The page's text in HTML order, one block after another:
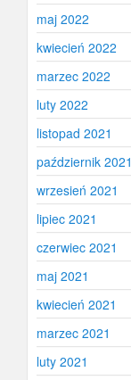
maj 2022
kwiecień 2022
marzec 2022
luty 2022
listopad 2021
październik 2021
wrzesień 2021
lipiec 2021
czerwiec 2021
maj 2021
kwiecień 2021
marzec 2021
luty 2021